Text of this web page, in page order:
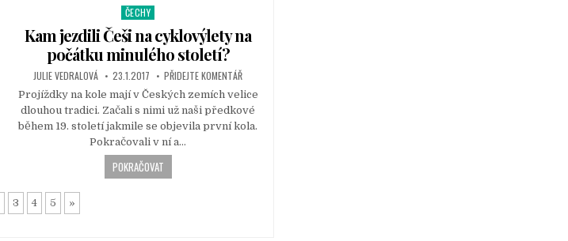
P
o
s
t
e
d
i
n
ČECHY
Kam jezdili Češi na cyklovýlety na
počátku minulého století?
JULIE VEDRALOVÁ 23.1.2017 PŘIDEJTE KOMENTÁŘ
Projíždky na kole mají v Českých zemích velice
dlouhou tradici. Začali s nimi už naši předkové
během 19. století jakmile se objevila první kola.
Pokračovali v ní a…
POKRAČOVAT
3 4 5 »